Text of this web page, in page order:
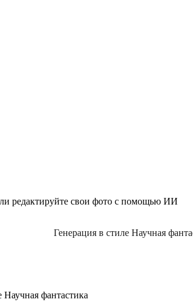
редактируйте свои фото с помощью ИИ
фантастика